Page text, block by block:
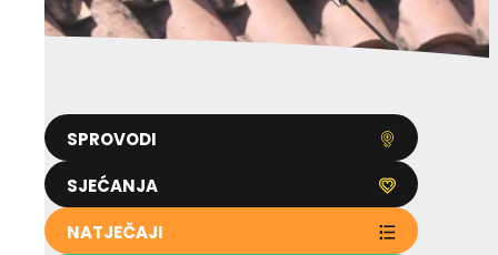
SPROVODI
SJEĆANJA
NATJEČAJI